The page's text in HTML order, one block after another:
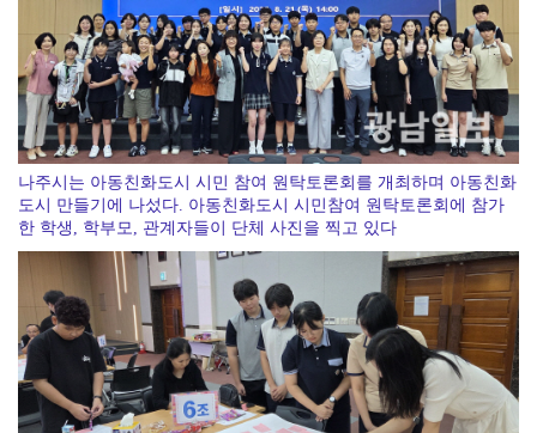
지역산업 덮친 ‘기온 리스크’…업종별 대응력 높여야
나주시는 아동친화도시 시민 참여 원탁토론회를 개최하며 아동친화
도시 만들기에 나섰다. 아동친화도시 시민참여 원탁토론회에 참가
한 학생, 학부모, 관계자들이 단체 사진을 찍고 있다